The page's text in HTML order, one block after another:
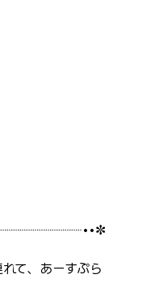
て、あーすぷら